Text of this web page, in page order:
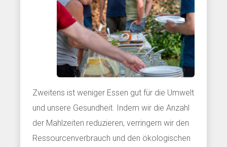
Zweitens ist weniger Essen gut für die Umwelt
und unsere Gesundheit. Indem wir die Anzahl
der Mahlzeiten reduzieren, verringern wir den
Ressourcenverbrauch und den ökologischen